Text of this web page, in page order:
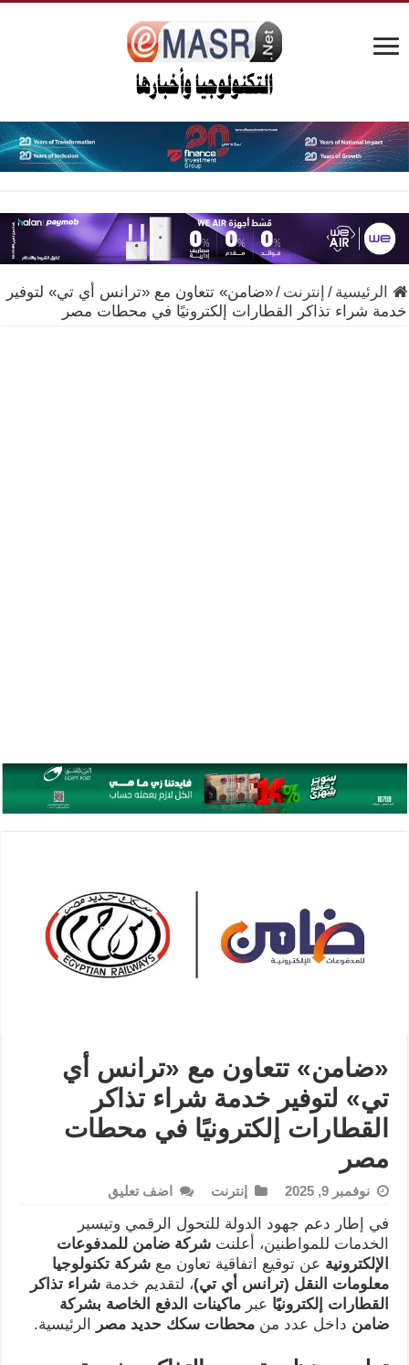
الرئيسية / إنترنت / «ضامن» تتعاون مع «ترانس أي تي» لتوفير
خدمة شراء تذاكر القطارات إلكترونيًا في محطات مصر
«ضامن» تتعاون مع «ترانس أي
تي» لتوفير خدمة شراء تذاكر
القطارات إلكترونيًا في محطات
مصر
نوفمبر 9, 2025 إنترنت اضف تعليق
في إطار دعم جهود الدولة للتحول الرقمي وتيسير
الخدمات للمواطنين، أعلنت شركة ضامن للمدفوعات
الإلكترونيةعن توقيع اتفاقية تعاون مع شركة تكنولوجيا
معلومات النقل (ترانس أي تي)، لتقديم خدمة شراء تذاكر
القطارات إلكترونيًاعبر ماكينات الدفع الخاصة بشركة
ضامنداخل عدد من محطات سكك حديد مصر الرئيسية.